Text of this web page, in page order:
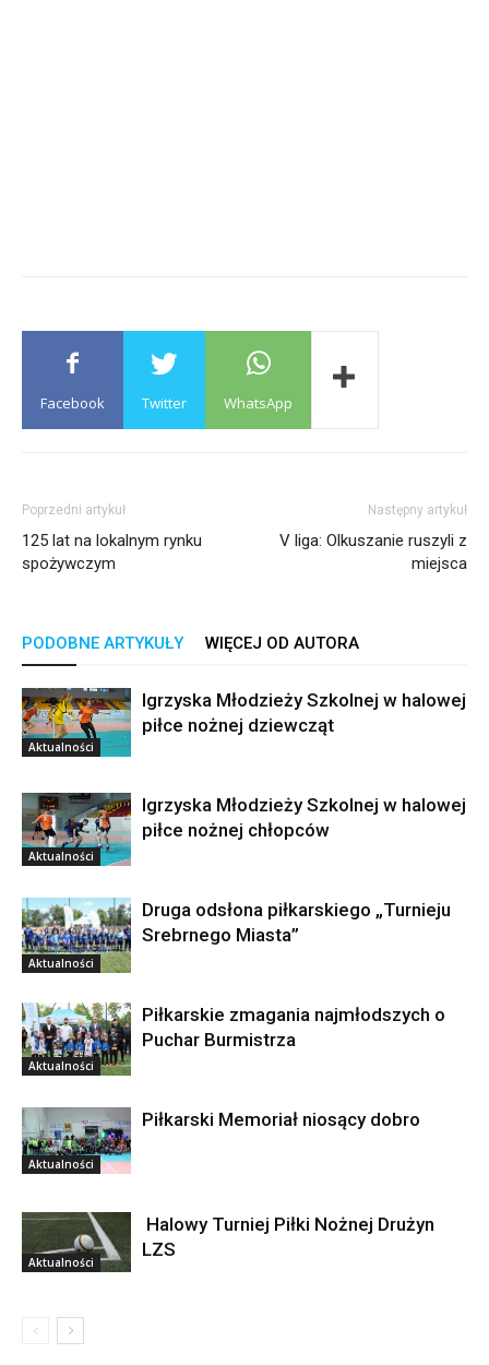
Facebook Twitter WhatsApp
Poprzedni artykuł
125 lat na lokalnym rynku
spożywczym
Następny artykuł
V liga: Olkuszanie ruszyli z
miejsca
PODOBNE ARTYKUŁY WIĘCEJ OD AUTORA
Aktualności
Igrzyska Młodzieży Szkolnej w halowej
piłce nożnej dziewcząt
Aktualności
Igrzyska Młodzieży Szkolnej w halowej
piłce nożnej chłopców
Aktualności
Druga odsłona piłkarskiego „Turnieju
Srebrnego Miasta”
Aktualności
Piłkarskie zmagania najmłodszych o
Puchar Burmistrza
Aktualności
Piłkarski Memoriał niosący dobro
Aktualności
Halowy Turniej Piłki Nożnej Drużyn
LZS